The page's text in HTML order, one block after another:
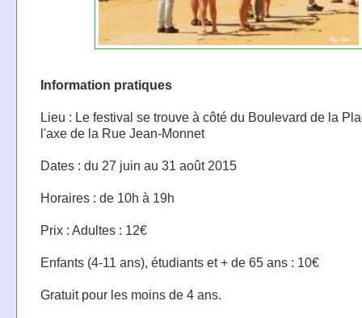
Information pratiques
Lieu : Le festival se trouve à côté du Boulevard de la
l'axe de la Rue Jean-Monnet
Dates : du 27 juin au 31 août 2015
Horaires : de 10h à 19h
Prix : Adultes : 12€
Enfants (4-11 ans), étudiants et + de 65 ans : 10€
Gratuit pour les moins de 4 ans.